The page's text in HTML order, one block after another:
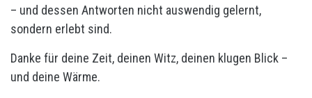
– und dessen Antworten nicht auswendig gelernt,
sondern erlebt sind.
Danke für deine Zeit, deinen Witz, deinen klugen Blick –
und deine Wärme.